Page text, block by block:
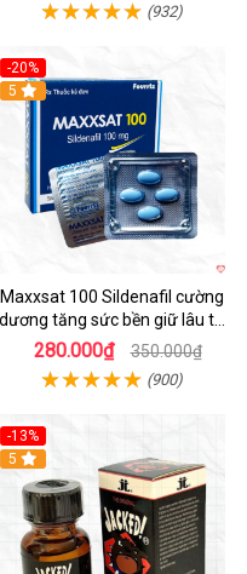
(932)
-20%
5
Maxxsat 100 Sildenafil cường
dương tăng sức bền giữ lâu tự
tin phái mạnh
280.000₫ 350.000₫
(900)
-13%
5